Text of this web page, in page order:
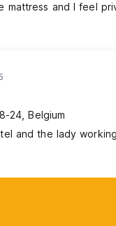
mattress and I feel
24, Belgium
and the lady